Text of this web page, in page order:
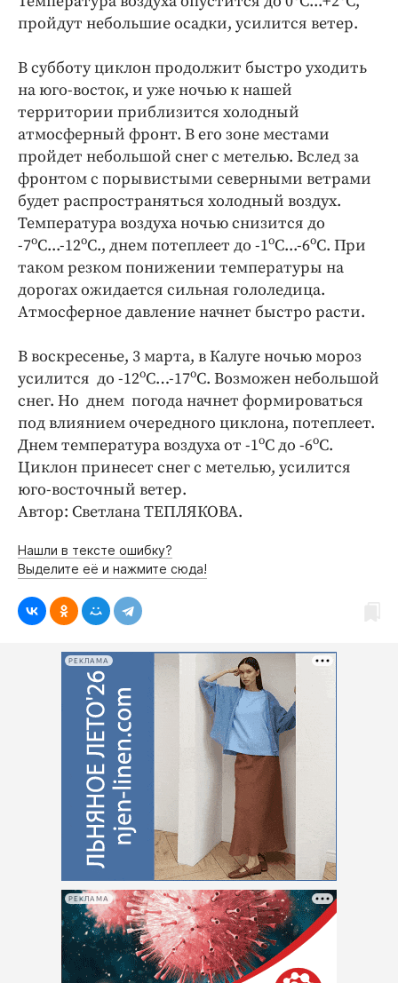
пройдут небольшие осадки, усилится ветер.
В субботу циклон продолжит быстро уходить
на юго-восток, и уже ночью к нашей
территории приблизится холодный
атмосферный фронт. В его зоне местами
пройдет небольшой снег с метелью. Вслед за
фронтом с порывистыми северными ветрами
будет распространяться холодный воздух.
Температура воздуха ночью снизится до
-7оС...-12оС., днем потеплеет до -1оС...-6оС. При
таком резком понижении температуры на
дорогах ожидается сильная гололедица.
Атмосферное давление начнет быстро расти.
В воскресенье, 3 марта, в Калуге ночью мороз
усилится до -12оС…-17оС. Возможен небольшой
снег. Но днем погода начнет формироваться
под влиянием очередного циклона, потеплеет.
Днем температура воздуха от -1оС до -6оС.
Циклон принесет снег с метелью, усилится
юго-восточный ветер.
Автор: Светлана ТЕПЛЯКОВА.
Нашли в тексте ошибку?
Выделите её и нажмите сюда!
РЕКЛАМА
РЕКЛАМА